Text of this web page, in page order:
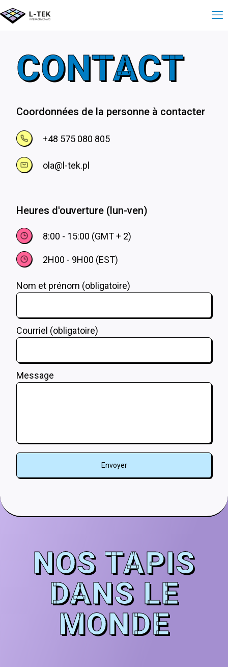
CONTACT
Coordonnées de la personne à contacter
+48 575 080 805
ola@l-tek.pl
Heures d'ouverture (lun-ven)
8:00 - 15:00 (GMT + 2)
2H00 - 9H00 (EST)
Nom et prénom (obligatoire)
Courriel (obligatoire)
Message
NOS TAPIS
DANS LE
MONDE